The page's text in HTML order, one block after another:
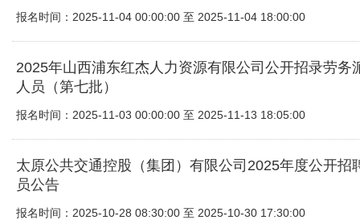
报名时间：2025-11-04 00:00:00 至 2025-11-04 18:00:00
2025年山西浦东红杰人力资源有限公司公开招录劳务
人员（第七批）
报名时间：2025-11-03 00:00:00 至 2025-11-13 18:05:00
太原公共交通控股（集团）有限公司2025年度公开招
员公告
报名时间：2025-10-28 08:30:00 至 2025-10-30 17:30:00